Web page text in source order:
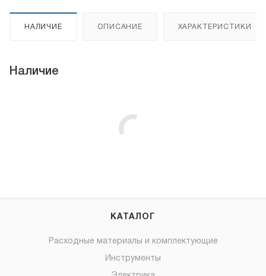
НАЛИЧИЕ ОПИСАНИЕ ХАРАКТЕРИСТИКИ
Наличие
КАТАЛОГ
Расходные материалы и комплектующие
Инструменты